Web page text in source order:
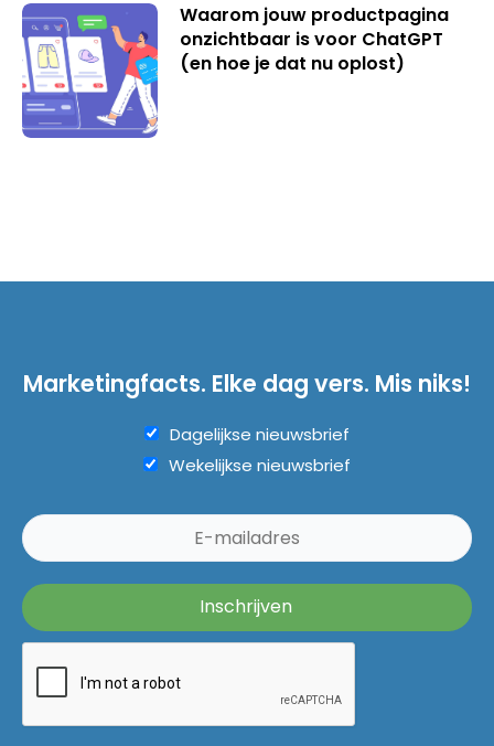
Waarom jouw productpagina
onzichtbaar is voor ChatGPT
(en hoe je dat nu oplost)
Marketingfacts. Elke dag vers. Mis niks!
Dagelijkse nieuwsbrief
Wekelijkse nieuwsbrief